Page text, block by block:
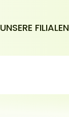
UNSERE FILIALEN